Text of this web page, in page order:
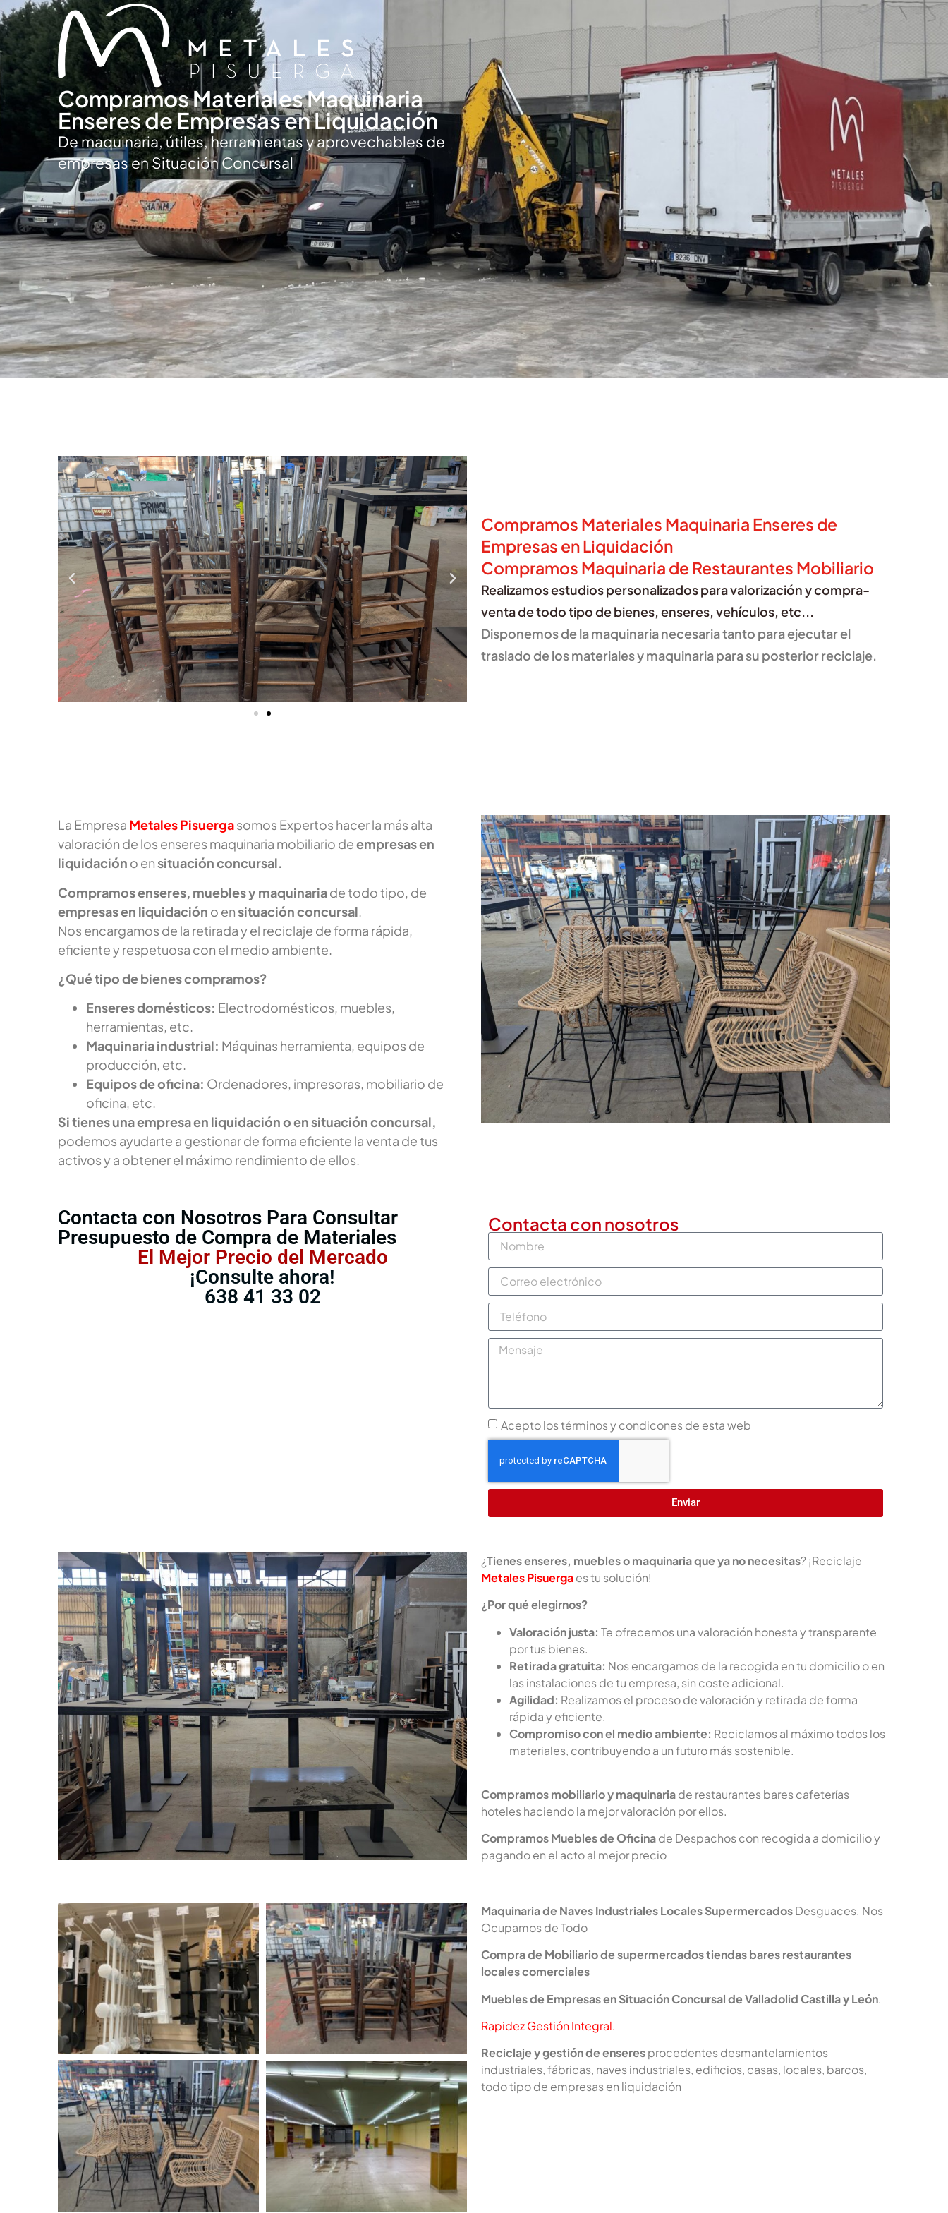
Compramos Materiales Maquinaria
Enseres de Empresas en Liquidación
De maquinaria, útiles, herramientas y aprovechables de
empresas en Situación Concursal
Compramos Materiales Maquinaria Enseres de
Empresas en Liquidación
Compramos Maquinaria de Restaurantes Mobiliario
Realizamos estudios personalizados para valorización y compra-
venta de todo tipo de bienes, enseres, vehículos, etc...
Disponemos de la maquinaria necesaria tanto para ejecutar el
traslado de los materiales y maquinaria para su posterior reciclaje.
La Empresa Metales Pisuergasomos Expertos hacer la más alta
valoración de los enseres maquinaria mobiliario deempresas en
liquidación o ensituación concursal.
Compramos enseres, muebles y maquinariade todo tipo, de
empresas en liquidación o ensituación concursal.
Nos encargamos de la retirada y el reciclaje de forma rápida,
eficiente y respetuosa con el medio ambiente.
¿Qué tipo de bienes compramos?
Enseres domésticos: Electrodomésticos, muebles,
herramientas, etc.
Maquinaria industrial: Máquinas herramienta, equipos de
producción, etc.
Equipos de oficina: Ordenadores, impresoras, mobiliario de
oficina, etc.
Si tienes una empresa en liquidación o en situación concursal,
podemos ayudarte a gestionar de forma eficiente la venta de tus
activos y a obtener el máximo rendimiento de ellos.
Contacta con Nosotros Para Consultar
Presupuesto de Compra de Materiales
El Mejor Precio del Mercado
¡Consulte ahora!
638 41 33 02
Contacta con nosotros
Acepto los términos y condicones de esta web
Enviar
¿Tienes enseres, muebles o maquinaria que ya no necesitas? ¡Reciclaje
Metales Pisuergaes tu solución!
¿Por qué elegirnos?
Valoración justa: Te ofrecemos una valoración honesta y transparente
por tus bienes.
Retirada gratuita: Nos encargamos de la recogida en tu domicilio o en
las instalaciones de tu empresa, sin coste adicional.
Agilidad: Realizamos el proceso de valoración y retirada de forma
rápida y eficiente.
Compromiso con el medio ambiente: Reciclamos al máximo todos los
materiales, contribuyendo a un futuro más sostenible.
Compramos mobiliario y maquinariade restaurantes bares cafeterías
hoteles haciendo la mejor valoración por ellos.
Compramos Muebles de Oficinade Despachos con recogida a domicilio y
pagando en el acto al mejor precio
Maquinaria de Naves IndustrialesLocalesSupermercadosDesguaces. Nos
Ocupamos de Todo
Compra de Mobiliario de supermercados tiendas bares restaurantes
locales comerciales
Muebles de Empresas en Situación Concursal de Valladolid Castilla y León.
Rapidez Gestión Integral.
Reciclaje y gestión de enseresprocedentes desmantelamientos
industriales, fábricas, naves industriales, edificios, casas, locales, barcos,
todo tipo de empresas en liquidación